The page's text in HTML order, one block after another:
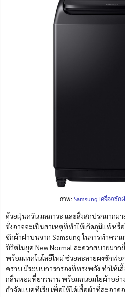
ภาพ:Samsung เครื่องซั
ด้วยฝุ่นควัน มลภาวะ และสิ่งสกปรกมาก
ซึ่งอาจจะเป็นสาเหตุที่ทำให้เกิดภูมิแพ้หรือ
ซักผ้าฝาบนจาก Samsung ในการทำควา
ชีวิตในยุค New Normal สะดวกสบายมา
พร้อมเทคโนโลยีใหม่ ช่วยละลายผงซักฟอ
คราบ มีระบบการกรองที่ทรงพลัง ทำให้เ
กลิ่นหอมที่ยาวนาน พร้อมถนอมใยผ้าอย่า
กำจัดแบคทีเรีย เพื่อให้ได้เสื้อผ้าที่สะอาด